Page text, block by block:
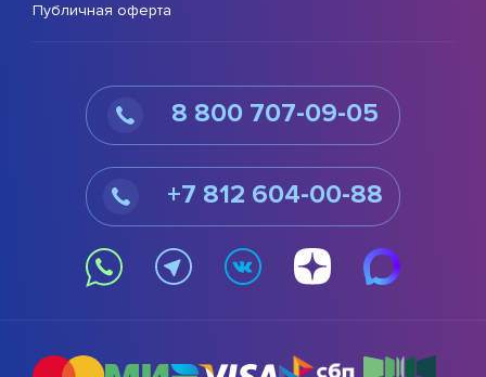
Публичная оферта
8 800 707-09-05
+7 812 604-00-88